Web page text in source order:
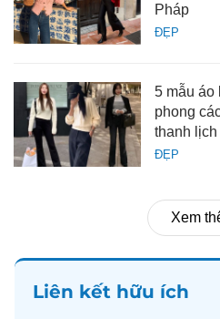
ĐẸP
Pháp
ĐẸP
5 mẫu áo
phong
thanh lịch
Xem
Liên kết hữu ích